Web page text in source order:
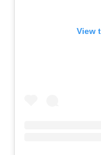
View